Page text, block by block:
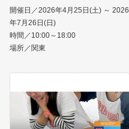
開催日／2026年4月25日(土) ～ 2026
年7月26日(日)
時間／10:00～18:00
場所／関東